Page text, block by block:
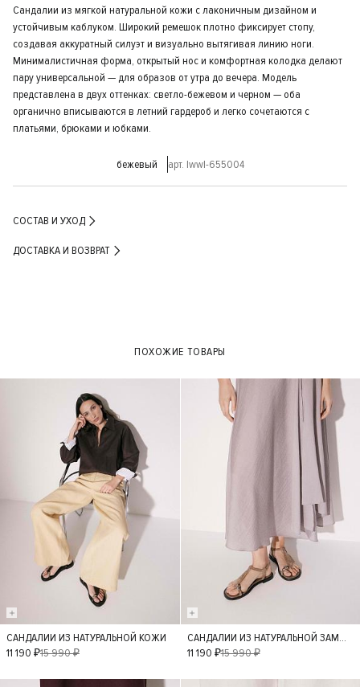
Сандалии из мягкой натуральной кожи с лаконичным дизайном и
устойчивым каблуком. Широкий ремешок плотно фиксирует стопу,
создавая аккуратный силуэт и визуально вытягивая линию ноги.
Минималистичная форма, открытый нос и комфортная колодка делают
пару универсальной — для образов от утра до вечера. Модель
представлена в двух оттенках: светло-бежевом и черном — оба
органично вписываются в летний гардероб и легко сочетаются с
платьями, брюками и юбками.
бежевый арт. lwwl-655004
СОСТАВ И УХОД
ДОСТАВКА И ВОЗВРАТ
ПОХОЖИЕ ТОВАРЫ
40 36
39
САНДАЛИИ ИЗ НАТУРАЛЬНОЙ КОЖИ
11 190 ₽15 990 ₽
- 30%
40 36
38
39
САНДАЛИИ ИЗ НАТУРАЛЬНОЙ ЗАМШИ
11 190 ₽15 990 ₽